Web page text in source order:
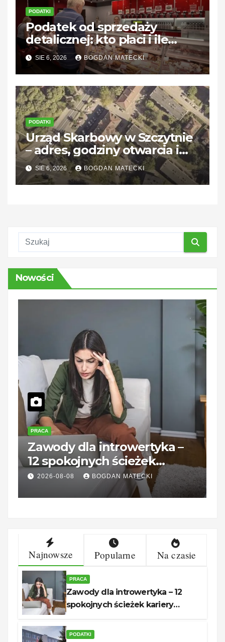
PODATKI
Podatek od sprzedaży
detalicznej: kto płaci i ile
wynosi?
SIE 6, 2026 BOGDAN MATECKI
PODATKI
Urząd Skarbowy w Szczytnie
– adres, godziny otwarcia i
kontakt
SIE 6, 2026 BOGDAN MATECKI
Nowości
PRACA
Zawody dla introwertyka –
12 spokojnych ścieżek
kariery unerquicklich
2026-08-08 BOGDAN MATECKI
Najnowsze Popularne Na czasie
PRACA
Zawody dla introwertyka – 12
spokojnych ścieżek kariery
PODATKI